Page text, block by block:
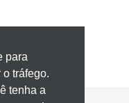
para
tráfego.
tenha a